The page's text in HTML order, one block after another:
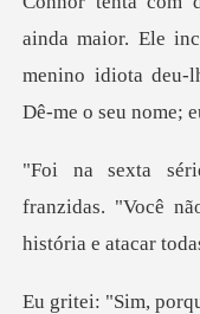
e
menino idiota deu-
nzidas. "Você
hi